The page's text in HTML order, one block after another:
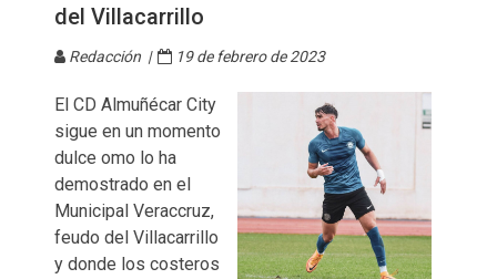
del Villacarrillo
Redacción | 19 de febrero de 2023
El CD Almuñécar City
sigue en un momento
dulce omo lo ha
demostrado en el
Municipal Veraccruz,
feudo del Villacarrillo
y donde los costeros